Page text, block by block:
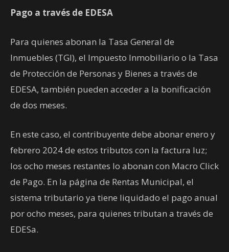
Pago a través de EDESA
Para quienes abonan la Tasa General de
Inmuebles (TGI), el Impuesto Inmobiliario o la Tasa
de Protección de Personas y Bienes a través de
EDESA, también pueden acceder a la bonificación
de dos meses.
En este caso, el contribuyente debe abonar enero y
febrero 2024 de estos tributos con la factura luz;
los ocho meses restantes lo abonan con Macro Click
de Pago. En la página de Rentas Municipal, el
sistema tributario ya tiene liquidado el pago anual
por ocho meses, para quienes tributan a través de
EDESa.